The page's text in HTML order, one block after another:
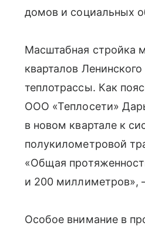
домов и социальных
Масштабная стройка
кварталов
теплотрассы. Как
ООО «Теплосети»
в новом квартале к
полукилометровой
«Общая
и 200 миллиметров»,
Особое внимание в